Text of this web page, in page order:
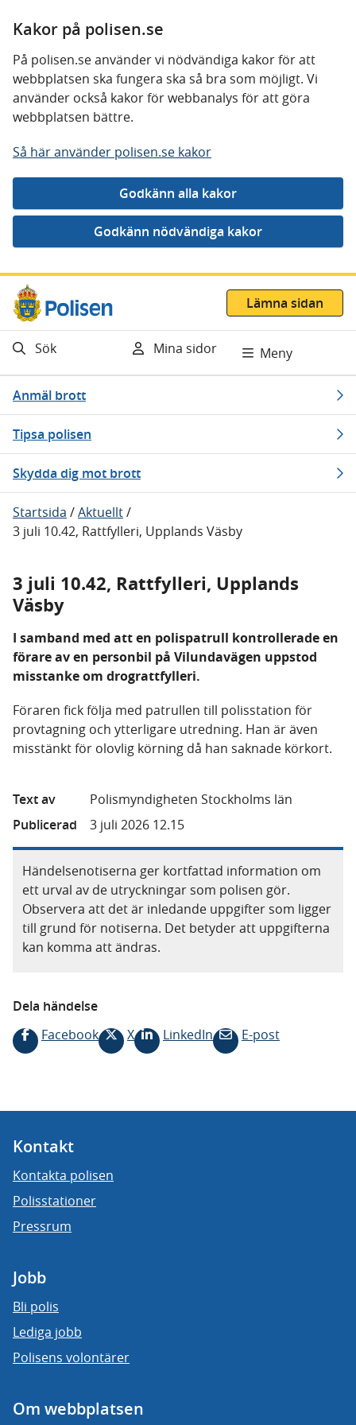
Kakor på polisen.se
På polisen.se använder vi nödvändiga kakor för att
webbplatsen ska fungera ska så bra som möjligt. Vi
använder också kakor för webbanalys för att göra
webbplatsen bättre.
Så här använder polisen.se kakor
Gå direkt till innehåll
Lämna sidan
Sök Mina sidor Meny
Anmäl brott
Tipsa polisen
Skydda dig mot brott
Startsida /Aktuellt/
3 juli 10.42, Rattfylleri, Upplands Väsby
3 juli 10.42, Rattfylleri, Upplands
Väsby
I samband med att en polispatrull kontrollerade en
förare av en personbil på Vilundavägen uppstod
misstanke om drograttfylleri.
Föraren fick följa med patrullen till polisstation för
provtagning och ytterligare utredning. Han är även
misstänkt för olovlig körning då han saknade körkort.
Text av
Polismyndigheten Stockholms län
Publicerad
3 juli 2026 12.15
Händelsenotiserna ger kortfattad information om
ett urval av de utryckningar som polisen gör.
Observera att det är inledande uppgifter som ligger
till grund för notiserna. Det betyder att uppgifterna
kan komma att ändras.
Dela händelse
Facebook
X LinkedIn E-post
Kontakt
Kontakta polisen
Polisstationer
Pressrum
Jobb
Bli polis
Lediga jobb
Polisens volontärer
Om webbplatsen